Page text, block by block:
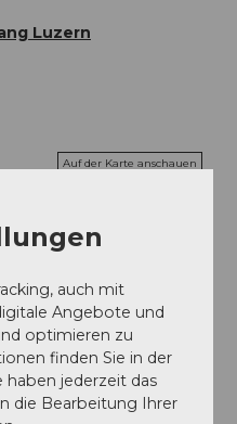
Luzern
Auf der Karte anschauen
auch mit
Angebote und
optimieren zu
finden Sie in der
haben jederzeit das
die Bearbeitung Ihrer